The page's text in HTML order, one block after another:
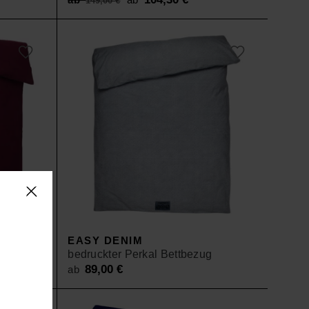
price
price
ab 104,30 €.
EASY DENIM
bedruckter Perkal Bettbezug
ab89,00€